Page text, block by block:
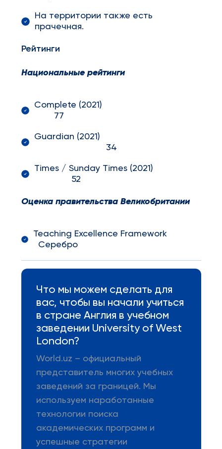
На территории также есть
прачечная.
Рейтинги
Национальные рейтинги
Complete (2021)
77
Guardian (2021)
34
Times / Sunday Times (2021)
52
Оценка правительства Великобритании
Teaching Excellence Framework
Серебро
Что мы можем сделать для
вас, чтобы вы начали учиться
в стране Англия в учебном
заведении University of West
London?
World.uz – официальный
представитель многих учебных
заведений за границей. Мы
используем наработанные
технологии поиска
академических программ и
успешные стратегии